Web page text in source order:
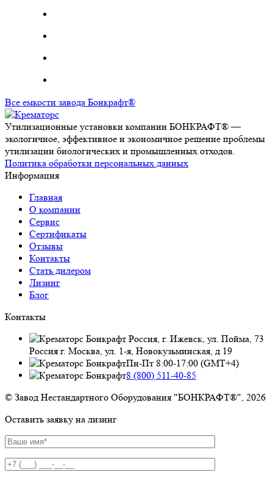
Все емкости завода Бонкрафт®
Утилизационные установки компании БОНКРАФТ® —
экологичное, эффективное и экономичное решение проблемы
утилизации биологических и промышленных отходов.
Политика обработки персональных данных
Информация
Главная
О компании
Сервис
Сертификаты
Отзывы
Контакты
Стать дилером
Лизинг
Блог
Контакты
Россия, г. Ижевск, ул. Пойма, 73
Россия г. Москва, ул. 1-я, Новокузьминская, д 19
Пн-Пт 8:00-17:00 (GMT+4)
8 (800) 511-40-85
© Завод Нестандартного Оборудования "БОНКРАФТ®", 2026
Оставить заявку на лизинг